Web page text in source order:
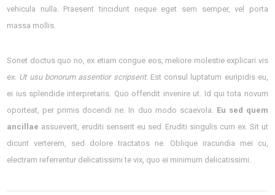
vehicula nulla. Praesent tincidunt neque eget sem semper, vel porta
massa mollis.
Sonet doctus quo no, ex etiam congue eos, meliore molestie explicari vis
ex. Ut usu bonorum assentior scripserit. Est consul luptatum euripidis eu,
ei ius splendide interpretaris. Quo offendit invenire ut. Id qui tota novum
oporteat, per primis docendi ne. In duo modo scaevola. Eu sed quem
ancillae assueverit, eruditi senserit eu sed. Eruditi singulis cum ex. Sit ut
dicunt verterem, sed dolore tractatos ne. Oblique iracundia mei cu,
electram referrentur delicatissimi te vix, quo ei minimum delicatissimi.